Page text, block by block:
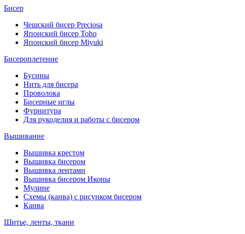
Бисер
Чешский бисер Preciosa
Японский бисер Toho
Японский бисер Miyuki
Бисероплетение
Бусины
Нить для бисера
Проволока
Бисерные иглы
Фурнитура
Для рукоделия и работы с бисером
Вышивание
Вышивка крестом
Вышивка бисером
Вышивка лентами
Вышивка бисером Иконы
Мулине
Схемы (канва) с рисунком бисером
Канва
Шитье, ленты, ткани